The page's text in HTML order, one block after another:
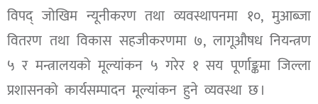
विपद् जोखिम न्यूनीकरण तथा व्यवस्थापनमा १०, मुआब्जा
वितरण तथा विकास सहजीकरणमा ७, लागूऔषध नियन्त्रण
५ र मन्त्रालयको मूल्यांकन ५ गरेर १ सय पूर्णाङ्कमा जिल्ला
प्रशासनको कार्यसम्पादन मूल्यांकन हुने व्यवस्था छ ।